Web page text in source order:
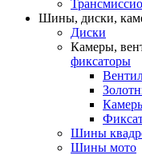
Шины, диски,
Диски
Камеры,
фиксаторы
Шины
Шины мото